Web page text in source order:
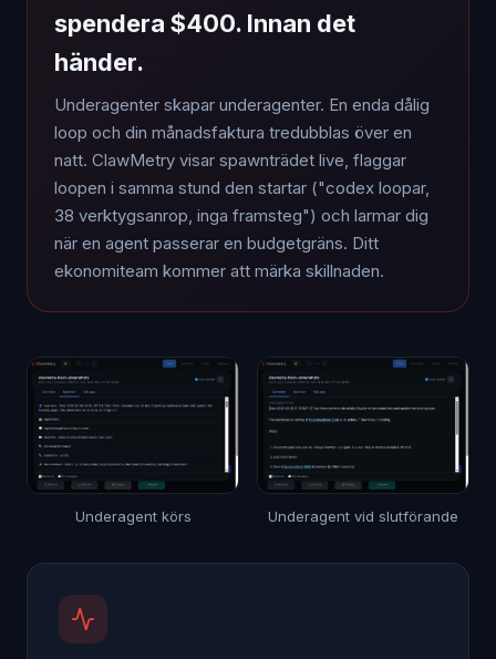
spendera $400. Innan det
händer.
Underagenter skapar underagenter. En enda dålig
loop och din månadsfaktura tredubblas över en
natt. ClawMetry visar spawnträdet live, flaggar
loopen i samma stund den startar ("codex loopar,
38 verktygsanrop, inga framsteg") och larmar dig
när en agent passerar en budgetgräns. Ditt
ekonomiteam kommer att märka skillnaden.
Underagent körs Underagent vid slutförande